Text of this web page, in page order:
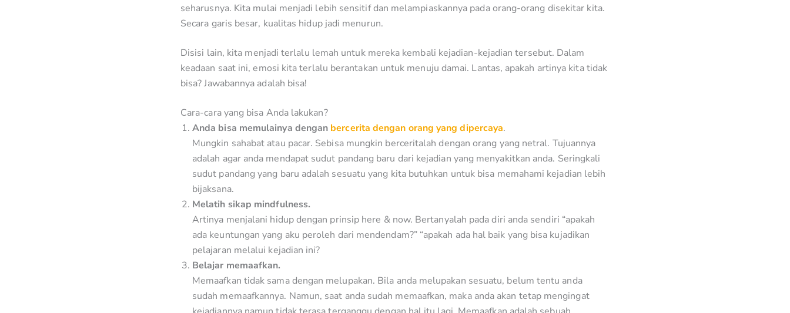
seharusnya. Kita mulai menjadi lebih sensitif dan melampiaskannya pada orang-orang disekitar kita.
Secara garis besar, kualitas hidup jadi menurun.
Disisi lain, kita menjadi terlalu lemah untuk mereka kembali kejadian-kejadian tersebut. Dalam
keadaan saat ini, emosi kita terlalu berantakan untuk menuju damai. Lantas, apakah artinya kita tidak
bisa? Jawabannya adalah bisa!
Cara-cara yang bisa Anda lakukan?
Anda bisa memulainya dengan bercerita dengan orang yang dipercaya.
Mungkin sahabat atau pacar. Sebisa mungkin berceritalah dengan orang yang netral. Tujuannya
adalah agar anda mendapat sudut pandang baru dari kejadian yang menyakitkan anda. Seringkali
sudut pandang yang baru adalah sesuatu yang kita butuhkan untuk bisa memahami kejadian lebih
bijaksana.
Melatih sikap mindfulness.
Artinya menjalani hidup dengan prinsip here & now. Bertanyalah pada diri anda sendiri “apakah
ada keuntungan yang aku peroleh dari mendendam?” “apakah ada hal baik yang bisa kujadikan
pelajaran melalui kejadian ini?
Belajar memaafkan.
Memaafkan tidak sama dengan melupakan. Bila anda melupakan sesuatu, belum tentu anda
sudah memaafkannya. Namun, saat anda sudah memaafkan, maka anda akan tetap mengingat